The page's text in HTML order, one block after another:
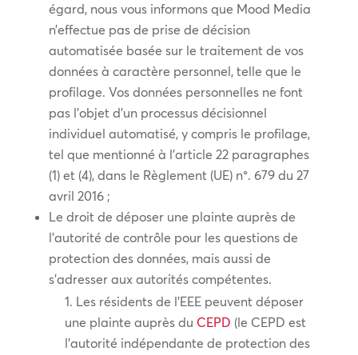
égard, nous vous informons que Mood Media
n’effectue pas de prise de décision
automatisée basée sur le traitement de vos
données à caractère personnel, telle que le
profilage. Vos données personnelles ne font
pas l’objet d’un processus décisionnel
individuel automatisé, y compris le profilage,
tel que mentionné à l’article 22 paragraphes
(1) et (4), dans le Règlement (UE) n°. 679 du 27
avril 2016 ;
Le droit de déposer une plainte auprès de
l’autorité de contrôle pour les questions de
protection des données, mais aussi de
s’adresser aux autorités compétentes.
Les résidents de l’EEE peuvent déposer
une plainte auprès du CEPD (le CEPD est
l’autorité indépendante de protection des